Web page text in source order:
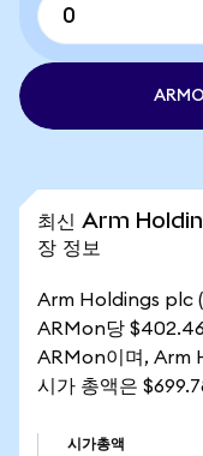
최신 Arm
장 정보
Arm Holdings plc
ARMon당
ARMon이며, Arm
시가 총액은
시가총액